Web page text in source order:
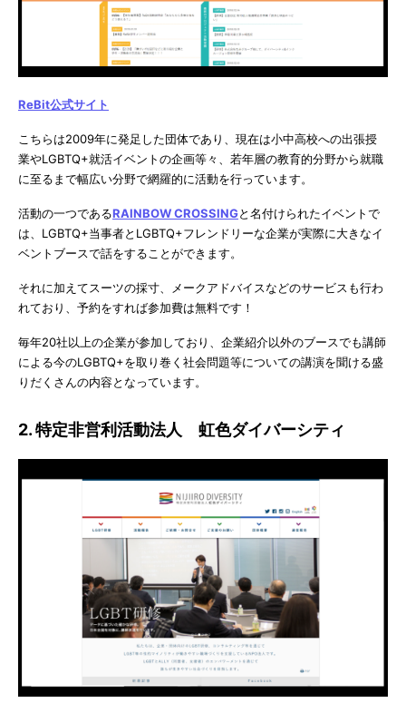
ReBit公式サイト
こちらは2009年に発足した団体であり、現在は小中高校への出張授
業やLGBTQ+就活イベントの企画等々、若年層の教育的分野から就職
に至るまで幅広い分野で網羅的に活動を行っています。
活動の一つであるRAINBOW CROSSINGと名付けられたイベントで
は、LGBTQ+当事者とLGBTQ+フレンドリーな企業が実際に大きなイ
ベントブースで話をすることができます。
それに加えてスーツの採寸、メークアドバイスなどのサービスも行わ
れており、予約をすれば参加費は無料です！
毎年20社以上の企業が参加しており、企業紹介以外のブースでも講師
による今のLGBTQ+を取り巻く社会問題等についての講演を聞ける盛
りだくさんの内容となっています。
2. 特定非営利活動法人 虹色ダイバーシティ